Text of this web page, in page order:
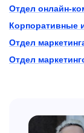
Отдел онлайн-
Корпоративные
Отдел
Отдел